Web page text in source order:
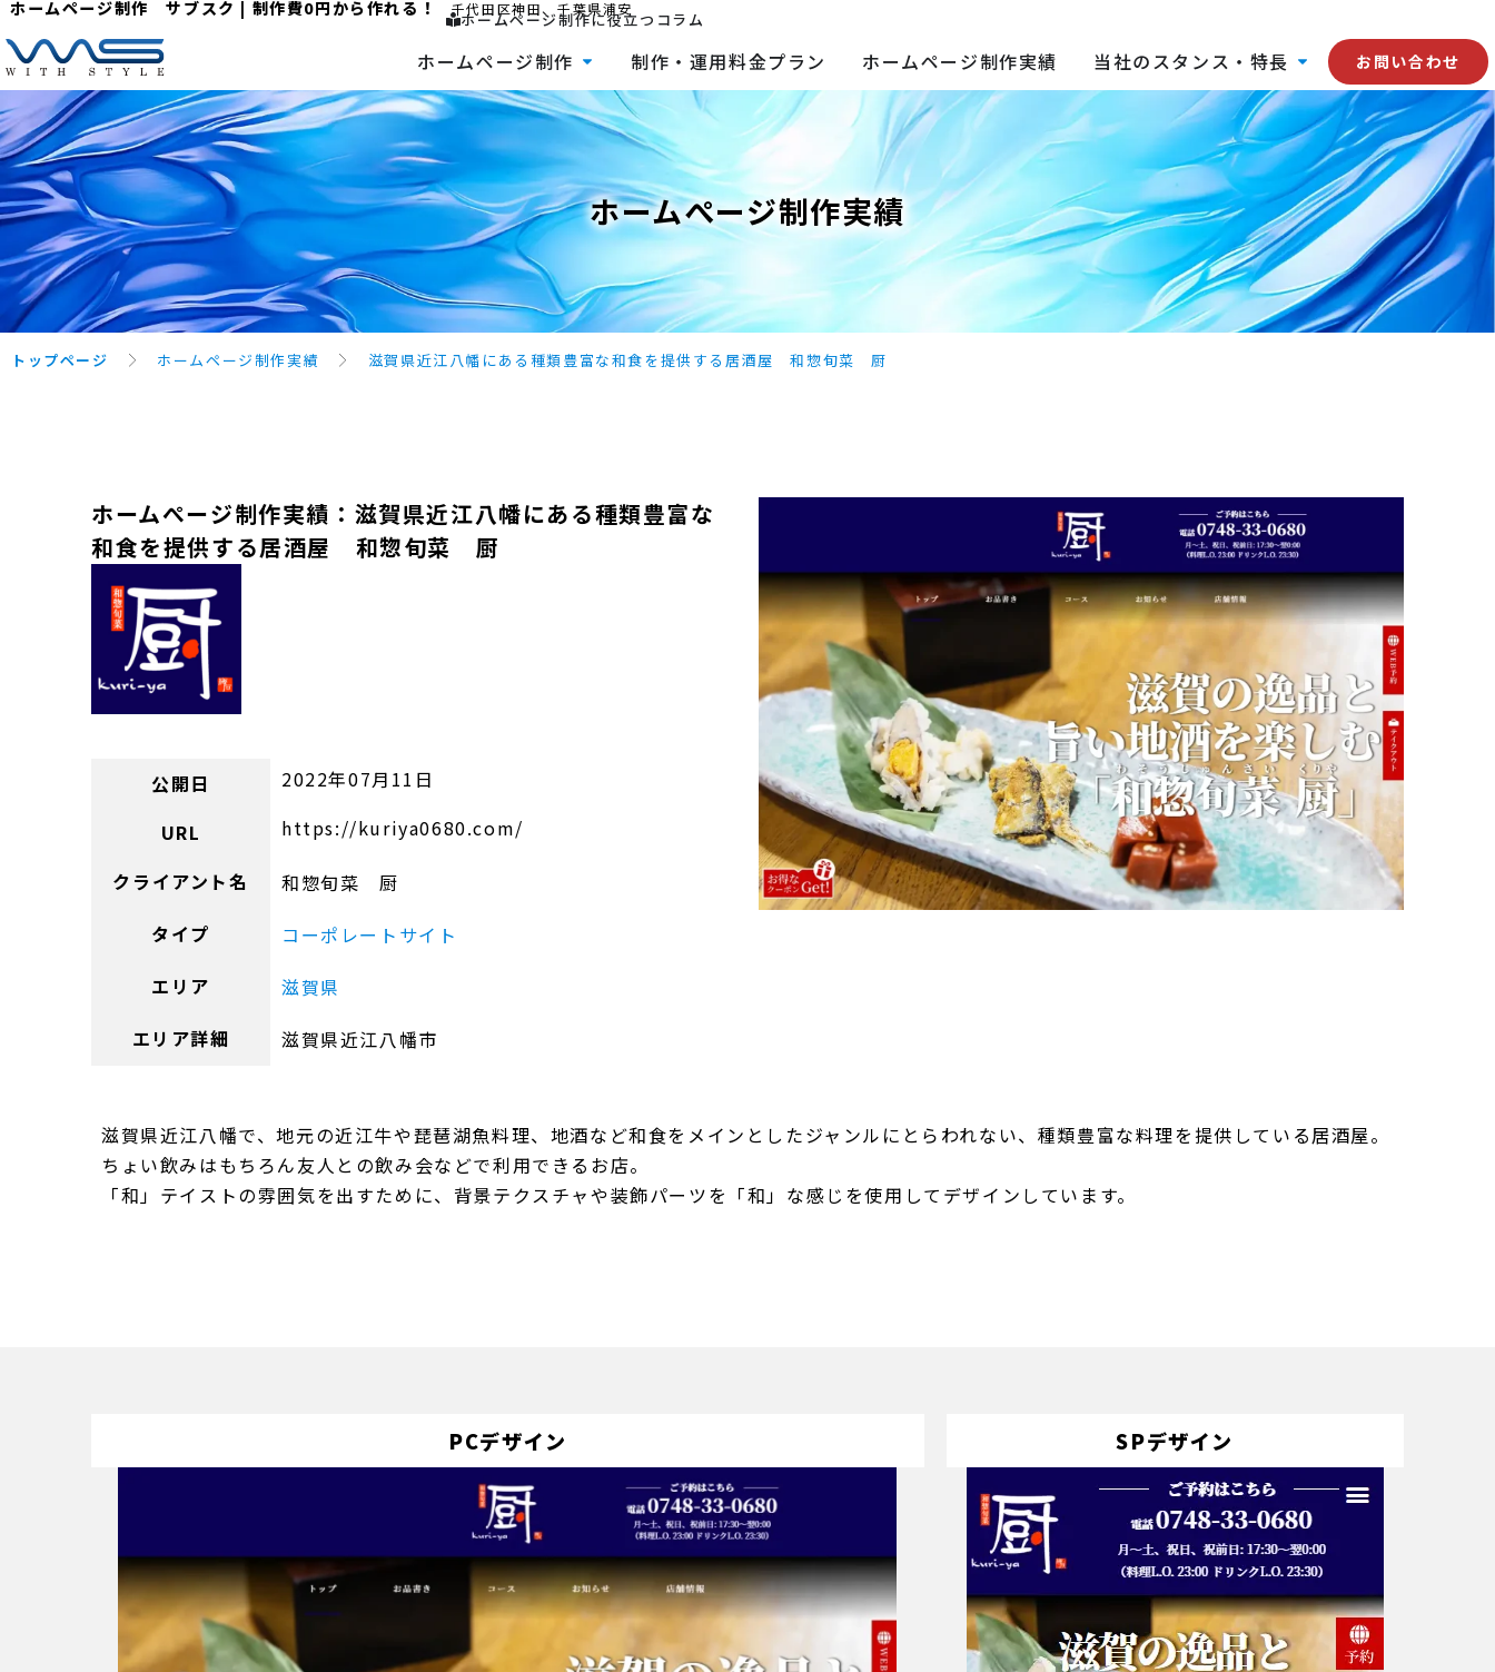
ホームページ制作 サブスク | 制作費0円から作れる！ 千代田区神田、千葉県浦安
ホームページ制作に役立つコラム
ホームページ制作 制作・運用料金プラン ホームページ制作実績 当社のスタンス・特長 お問い合わせ
ホームぺージ制作実績
トップページ ホームページ制作実績 滋賀県近江八幡にある種類豊富な和食を提供する居酒屋 和惣旬菜 厨
ホームぺージ制作実績：滋賀県近江八幡にある種類豊富な
和食を提供する居酒屋 和惣旬菜 厨
公開日
2022年07月11日
URL
https://kuriya0680.com/
クライアント名
和惣旬菜 厨
タイプ
コーポレートサイト
エリア
滋賀県
エリア詳細
滋賀県近江八幡市
滋賀県近江八幡で、地元の近江牛や琵琶湖魚料理、地酒など和食をメインとしたジャンルにとらわれない、種類豊富な料理を提供している居酒屋。
ちょい飲みはもちろん友人との飲み会などで利用できるお店。
「和」テイストの雰囲気を出すために、背景テクスチャや装飾パーツを「和」な感じを使用してデザインしています。
PCデザイン SPデザイン